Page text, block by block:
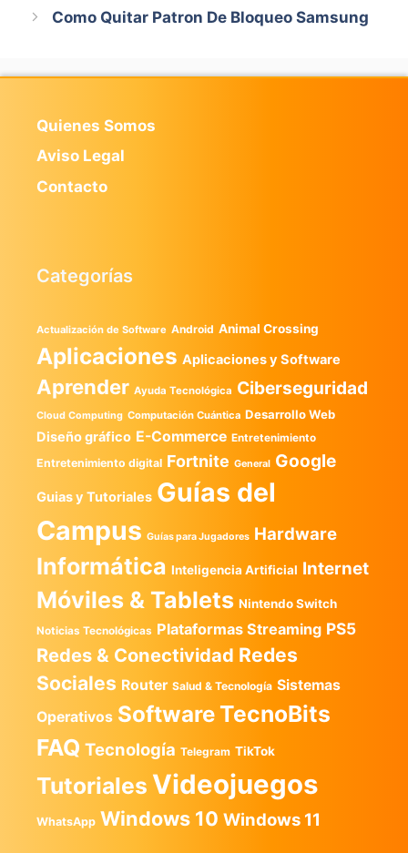
Como Quitar Patron De Bloqueo Samsung
Quienes Somos
Aviso Legal
Contacto
Categorías
Actualización de Software Android Animal Crossing
Aplicaciones Aplicaciones y Software
Aprender Ayuda Tecnológica Ciberseguridad
Cloud Computing Computación Cuántica Desarrollo Web
Diseño gráfico E-Commerce Entretenimiento
Entretenimiento digital Fortnite General Google
Guias y Tutoriales Guías del
Campus Guías para Jugadores Hardware
Informática Inteligencia Artificial Internet
Móviles & Tablets Nintendo Switch
Noticias Tecnológicas Plataformas Streaming PS5
Redes & Conectividad Redes
Sociales Router Salud & Tecnología Sistemas
Operativos SoftwareTecnoBits
FAQ Tecnología Telegram TikTok
Tutoriales Videojuegos
WhatsApp Windows 10 Windows 11